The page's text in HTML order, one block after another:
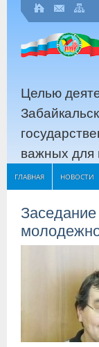
Целью
важных для
ГЛАВНАЯ НОВОСТИ